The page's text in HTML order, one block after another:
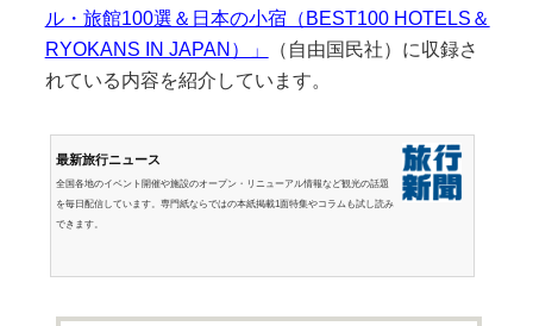
ル・旅館100選＆日本の小宿（BEST100 HOTELS＆
RYOKANS IN JAPAN）」
（自由国民社）に収録さ
れている内容を紹介しています。
最新旅行ニュース
全国各地のイベント開催や施設のオープン・リニューアル情報など観光の話題
を毎日配信しています。専門紙ならではの本紙掲載1面特集やコラムも試し読み
できます。